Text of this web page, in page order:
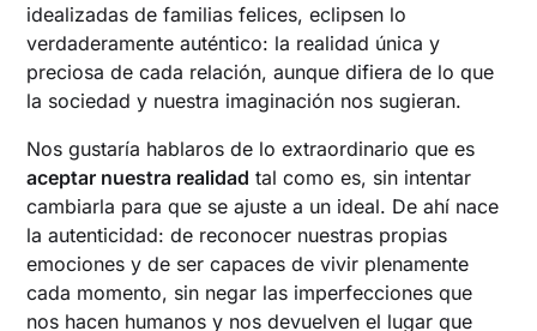
idealizadas de familias felices, eclipsen lo
verdaderamente auténtico: la realidad única y
preciosa de cada relación, aunque difiera de lo que
la sociedad y nuestra imaginación nos sugieran.
Nos gustaría hablaros de lo extraordinario que es
aceptar nuestra realidad tal como es, sin intentar
cambiarla para que se ajuste a un ideal. De ahí nace
la autenticidad: de reconocer nuestras propias
emociones y de ser capaces de vivir plenamente
cada momento, sin negar las imperfecciones que
nos hacen humanos y nos devuelven el lugar que